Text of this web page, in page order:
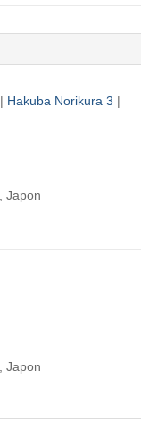
| Hakuba Norikura 3 |
Japon
Japon